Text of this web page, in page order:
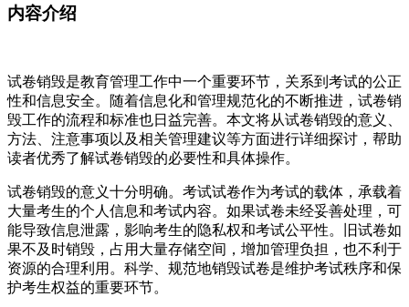
内容介绍
试卷销毁是教育管理工作中一个重要环节，关系到考试的公正
性和信息安全。随着信息化和管理规范化的不断推进，试卷销
毁工作的流程和标准也日益完善。本文将从试卷销毁的意义、
方法、注意事项以及相关管理建议等方面进行详细探讨，帮助
读者优秀了解试卷销毁的必要性和具体操作。
试卷销毁的意义十分明确。考试试卷作为考试的载体，承载着
大量考生的个人信息和考试内容。如果试卷未经妥善处理，可
能导致信息泄露，影响考生的隐私权和考试公平性。旧试卷如
果不及时销毁，占用大量存储空间，增加管理负担，也不利于
资源的合理利用。科学、规范地销毁试卷是维护考试秩序和保
护考生权益的重要环节。